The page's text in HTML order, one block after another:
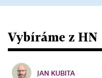
Vybíráme z HN
JAN KUBITA